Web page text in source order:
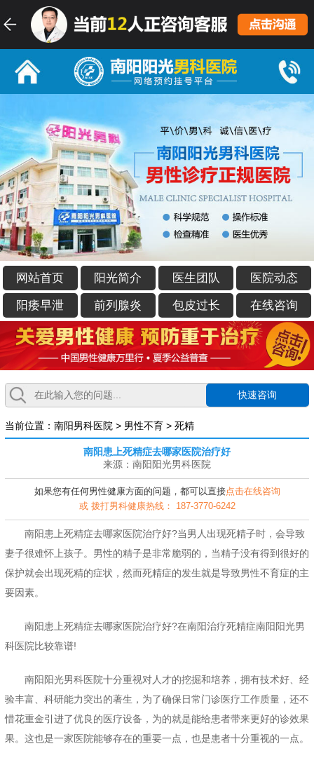
网站首页 阳光简介 医生团队 医院动态
阳痿早泄 前列腺炎 包皮过长 在线咨询
快速咨询
当前位置： 南阳男科医院 > 男性不育 > 死精
南阳患上死精症去哪家医院治疗好
来源：南阳阳光男科医院
如果您有任何男性健康方面的问题，都可以直接点击在线咨询
或 拨打男科健康热线： 187-3770-6242
南阳患上死精症去哪家医院治疗好?当男人出现死精子时，会导致
妻子很难怀上孩子。男性的精子是非常脆弱的，当精子没有得到很好的
保护就会出现死精的症状，然而死精症的发生就是导致男性不育症的主
要因素。
南阳患上死精症去哪家医院治疗好?在南阳治疗死精症南阳阳光男
科医院比较靠谱!
南阳阳光男科医院十分重视对人才的挖掘和培养，拥有技术好、经
验丰富、科研能力突出的著生，为了确保日常门诊医疗工作质量，还不
惜花重金引进了优良的医疗设备，为的就是能给患者带来更好的诊效果
果。这也是一家医院能够存在的重要一点，也是患者十分重视的一点。